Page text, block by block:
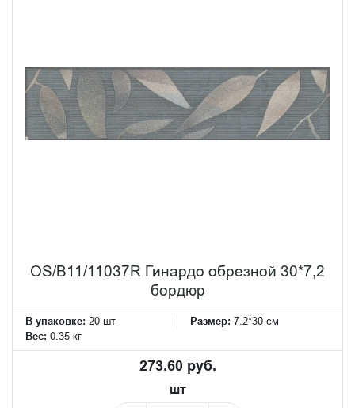
OS/B11/11037R Гинардо обрезной 30*7,2
бордюр
В упаковке: 20 шт Размер: 7.2*30 см
Вес: 0.35 кг
273.60 руб.
шт